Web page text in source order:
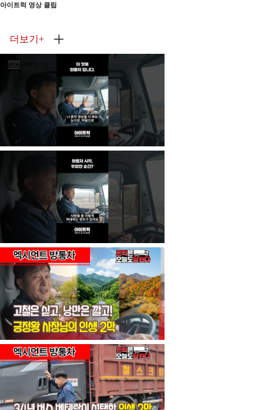
아이트럭 영상 클립
더보기 +